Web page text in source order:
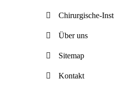
Chirurgische-
Über uns
Sitemap
Kontakt